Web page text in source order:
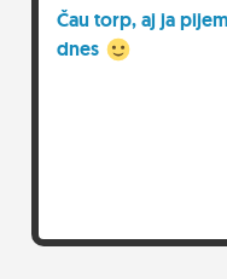
Čau torp, aj ja pijem
dnes